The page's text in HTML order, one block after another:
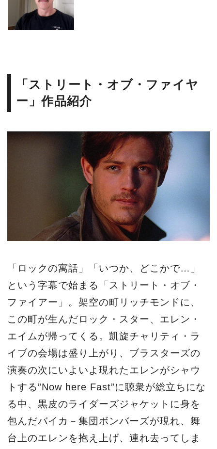
「ストリート・オブ・ファイヤ
ー」作品紹介
「ロックの寓話」「いつか、どこかで…」
という字幕で始まる「ストリート・オブ・
ファイアー」。架空の町リッチモンドに、
この町が生んだロック・スター、エレン・
エイムが帰ってくる。凱旋チャリティ・ラ
イブの会場は盛り上がり、ブラスターズの
演奏の次にいよいよ現れたエレンがシャウ
トする”Now here Fast”に聴衆が総立ちにな
る中、黒皮のライダーズジャケットに身を
包んだバイカ－集団ボンバーズが現れ、舞
台上のエレンを抱え上げ、連れ去ってしま